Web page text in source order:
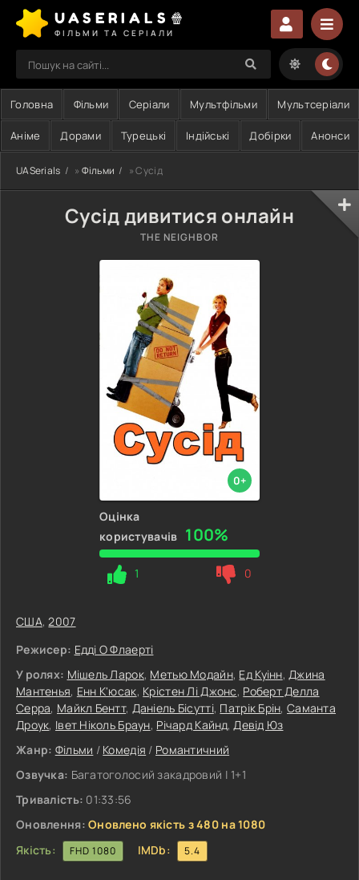
UASERIALS🍿
ФІЛЬМИ ТА СЕРІАЛИ
Головна Фільми Серіали Мультфільми Мультсеріали
Аніме Дорами Турецькі Індійські Добірки Анонси
UASerials » Фільми » Сусід
Сусід дивитися онлайн
THE NEIGHBOR
0+
Оцінка
користувачів 100%
1 0
США,2007
Режисер: Едді О Флаерті
У ролях: Мішель Ларок, Метью Модайн, Ед Куінн,Джина
Мантенья, Енн К'юсак, Крістен Лі Джонс, Роберт Делла
Серра, Майкл Бентт, Даніель Бісутті, Патрік Брін,Саманта
Дроук, Івет Ніколь Браун, Річард Кайнд,Девід Юз
Жанр: Фільми / Комедія / Романтичний
Озвучка: Багатоголосий закадровий | 1+1
Тривалість: 01:33:56
Оновлення: Оновлено якість з 480 на 1080
Якість:
FHD 1080 IMDb: 5.4